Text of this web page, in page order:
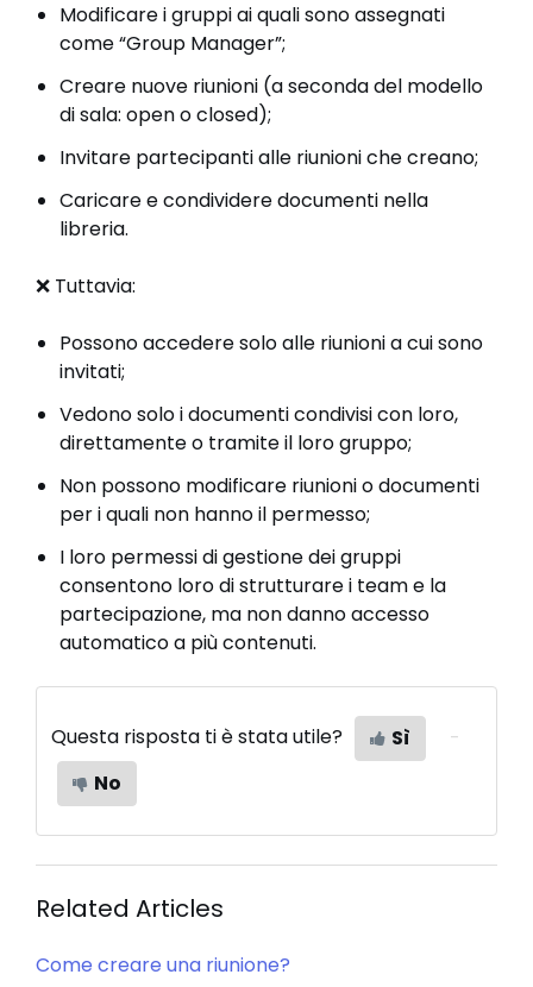
Modificare i gruppi ai quali sono assegnati
come “Group Manager”;
Creare nuove riunioni (a seconda del modello
di sala: open o closed);
Invitare partecipanti alle riunioni che creano;
Caricare e condividere documenti nella
libreria.
❌ Tuttavia:
Possono accedere solo alle riunioni a cui sono
invitati;
Vedono solo i documenti condivisi con loro,
direttamente o tramite il loro gruppo;
Non possono modificare riunioni o documenti
per i quali non hanno il permesso;
I loro permessi di gestione dei gruppi
consentono loro di strutturare i team e la
partecipazione, ma non danno accesso
automatico a più contenuti.
Questa risposta ti è stata utile?
Sì
No
Related Articles
Come creare una riunione?